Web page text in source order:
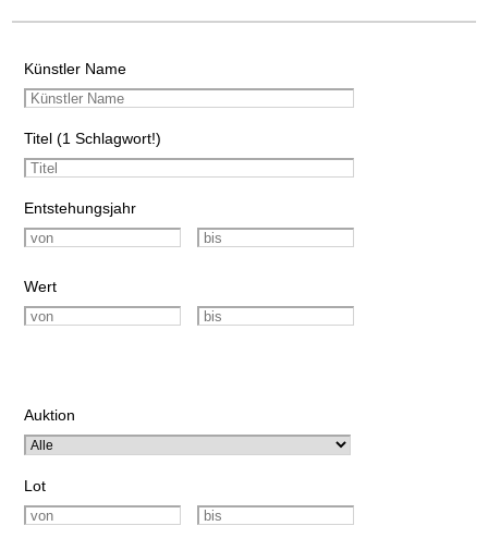
Künstler Name
Titel (1 Schlagwort!)
Entstehungsjahr
Wert
Auktion
Lot